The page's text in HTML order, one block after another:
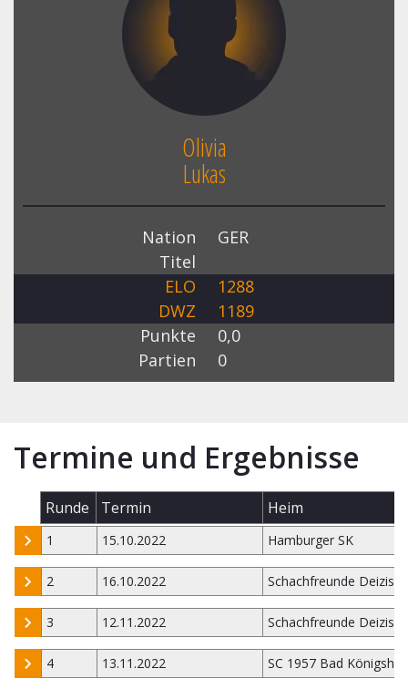
Olivia
Lukas
Nation
GER
Titel
ELO
1288
DWZ
1189
Punkte
0,0
Partien
0
Termine und Ergebnisse
Runde Termin Heim
1 15.10.2022 Hamburger SK
2 16.10.2022 Schachfreunde
3 12.11.2022 Schachfreunde
4 13.11.2022 SC 1957 Bad